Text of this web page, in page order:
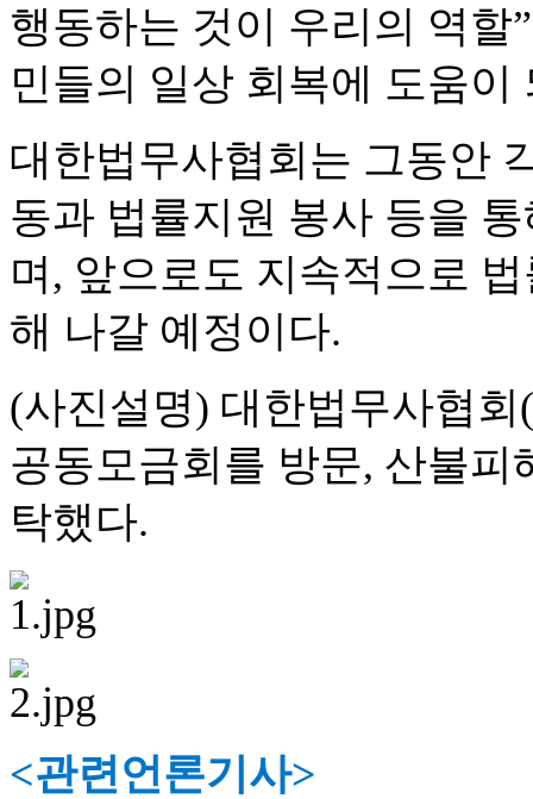
행동하는 것이 우리의 역할
민들의 일상 회복에 도움이
대한법무사협회는 그동안
동과 법률지원 봉사 등을
며, 앞으로도 지속적으로
해 나갈 예정이다.
(사진설명) 대한법무사협
공동모금회를 방문, 산불피
탁했다.
<관련언론기사>